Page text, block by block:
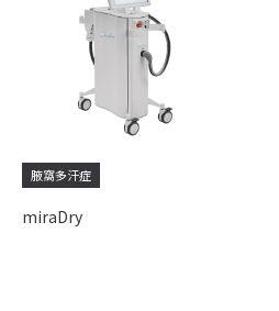
腋窩多汗症
miraDry